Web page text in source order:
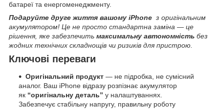
батареї та енергоменеджменту.
Подаруйте друге життя вашому iPhone з оригінальним
акумулятором! Це не просто стандартна заміна — це
рішення, яке забезпечить максимальну автономність без
жодних технічних складнощів чи ризиків для пристрою.
Ключові переваги
Оригінальний продукт — не підробка, не сумісний
аналог. Ваш iPhone відразу розпізнає акумулятор
як “оригінальну деталь” у налаштуваннях.
Забезпечує стабільну напругу, правильну роботу